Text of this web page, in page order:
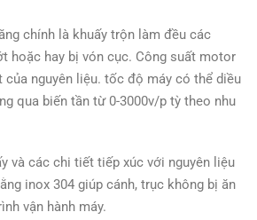
chính là khuấy trộn làm đều các
hoặc hay bị vón cục. Công suất motor
nguyên liệu. tốc độ máy có thể diều
qua biến tần từ 0-3000v/p tỳ theo nhu
và các chi tiết tiếp xúc với nguyên liệu
inox 304 giúp cánh, trục không bị ăn
vận hành máy.